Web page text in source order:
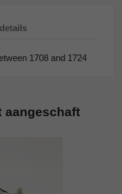
1708 and 1724
aangeschaft